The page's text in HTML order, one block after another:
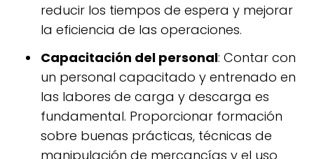
reducir los tiempos de espera y mejorar
la eficiencia de las operaciones.
Capacitación del personal: Contar con
un personal capacitado y entrenado en
las labores de carga y descarga es
fundamental. Proporcionar formación
sobre buenas prácticas, técnicas de
manipulación de mercancías y el uso